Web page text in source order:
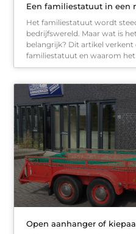
Een familiestatuut in een
Het familiestatuut wordt
bedrijfswereld. Maar wat is
belangrijk? Dit artikel verkent
familiestatuut en waarom het
Open aanhanger of